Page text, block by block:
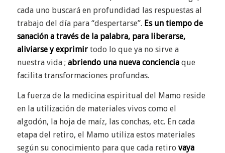
cada uno buscará en profundidad las respuestas al
trabajo del día para “despertarse”. Es un tiempo de
sanación a través de la palabra, para liberarse,
aliviarse y exprimirtodo lo que ya no sirve a
nuestra vida ; abriendo una nueva concienciaque
facilita transformaciones profundas.
La fuerza de la medicina espiritual del Mamo reside
en la utilización de materiales vivos como el
algodón, la hoja de maíz, las conchas, etc. En cada
etapa del retiro, el Mamo utiliza estos materiales
según su conocimiento para que cada retiro vaya